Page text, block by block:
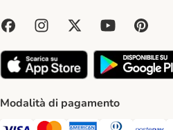
Modalità di pagamento